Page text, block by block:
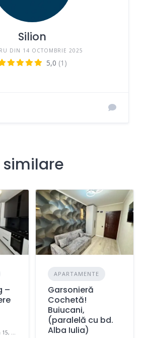
Silion
DIN 14 OCTOMBRIE 2025
5,0 (1)
–
Bd. Mircea cel Bătrân 15, Chișinău, Moldova
APARTAMENTE
Garsonieră
Cochetă!
Buiucani,
(paralelă cu bd.
Alba Iulia)